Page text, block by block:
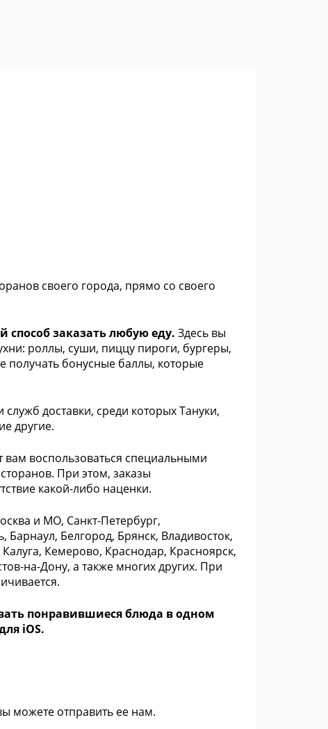
своего города, прямо со своего
способ заказать любую еду. Здесь вы
роллы, суши, пиццу пироги, бургеры,
получать бонусные баллы, которые
доставки, среди которых Тануки,
другие.
вам воспользоваться специальными
При этом, заказы
какой-либо наценки.
и МО, Санкт-Петербург,
Белгород, Брянск, Владивосток,
Кемерово, Краснодар, Красноярск,
на-Дону, а также многих других. При
понравившиеся блюда в одном
iOS.
можете отправить ее нам.